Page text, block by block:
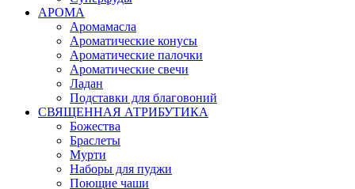
АРОМА
Аромамасла
Ароматические конусы
Ароматические палочки
Ароматические свечи
Ладан
Подставки для благовоний
СВЯЩЕННАЯ АТРИБУТИКА
Божества
Браслеты
Мурти
Наборы для пуджи
Поющие чаши